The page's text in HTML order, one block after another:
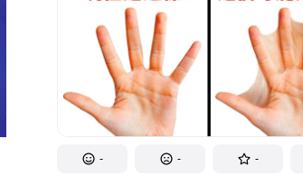
- - -